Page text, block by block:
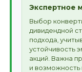
Экспертное
Выбор
дивидендной
подхода,
устойчивость
акций. Важна
и возможность